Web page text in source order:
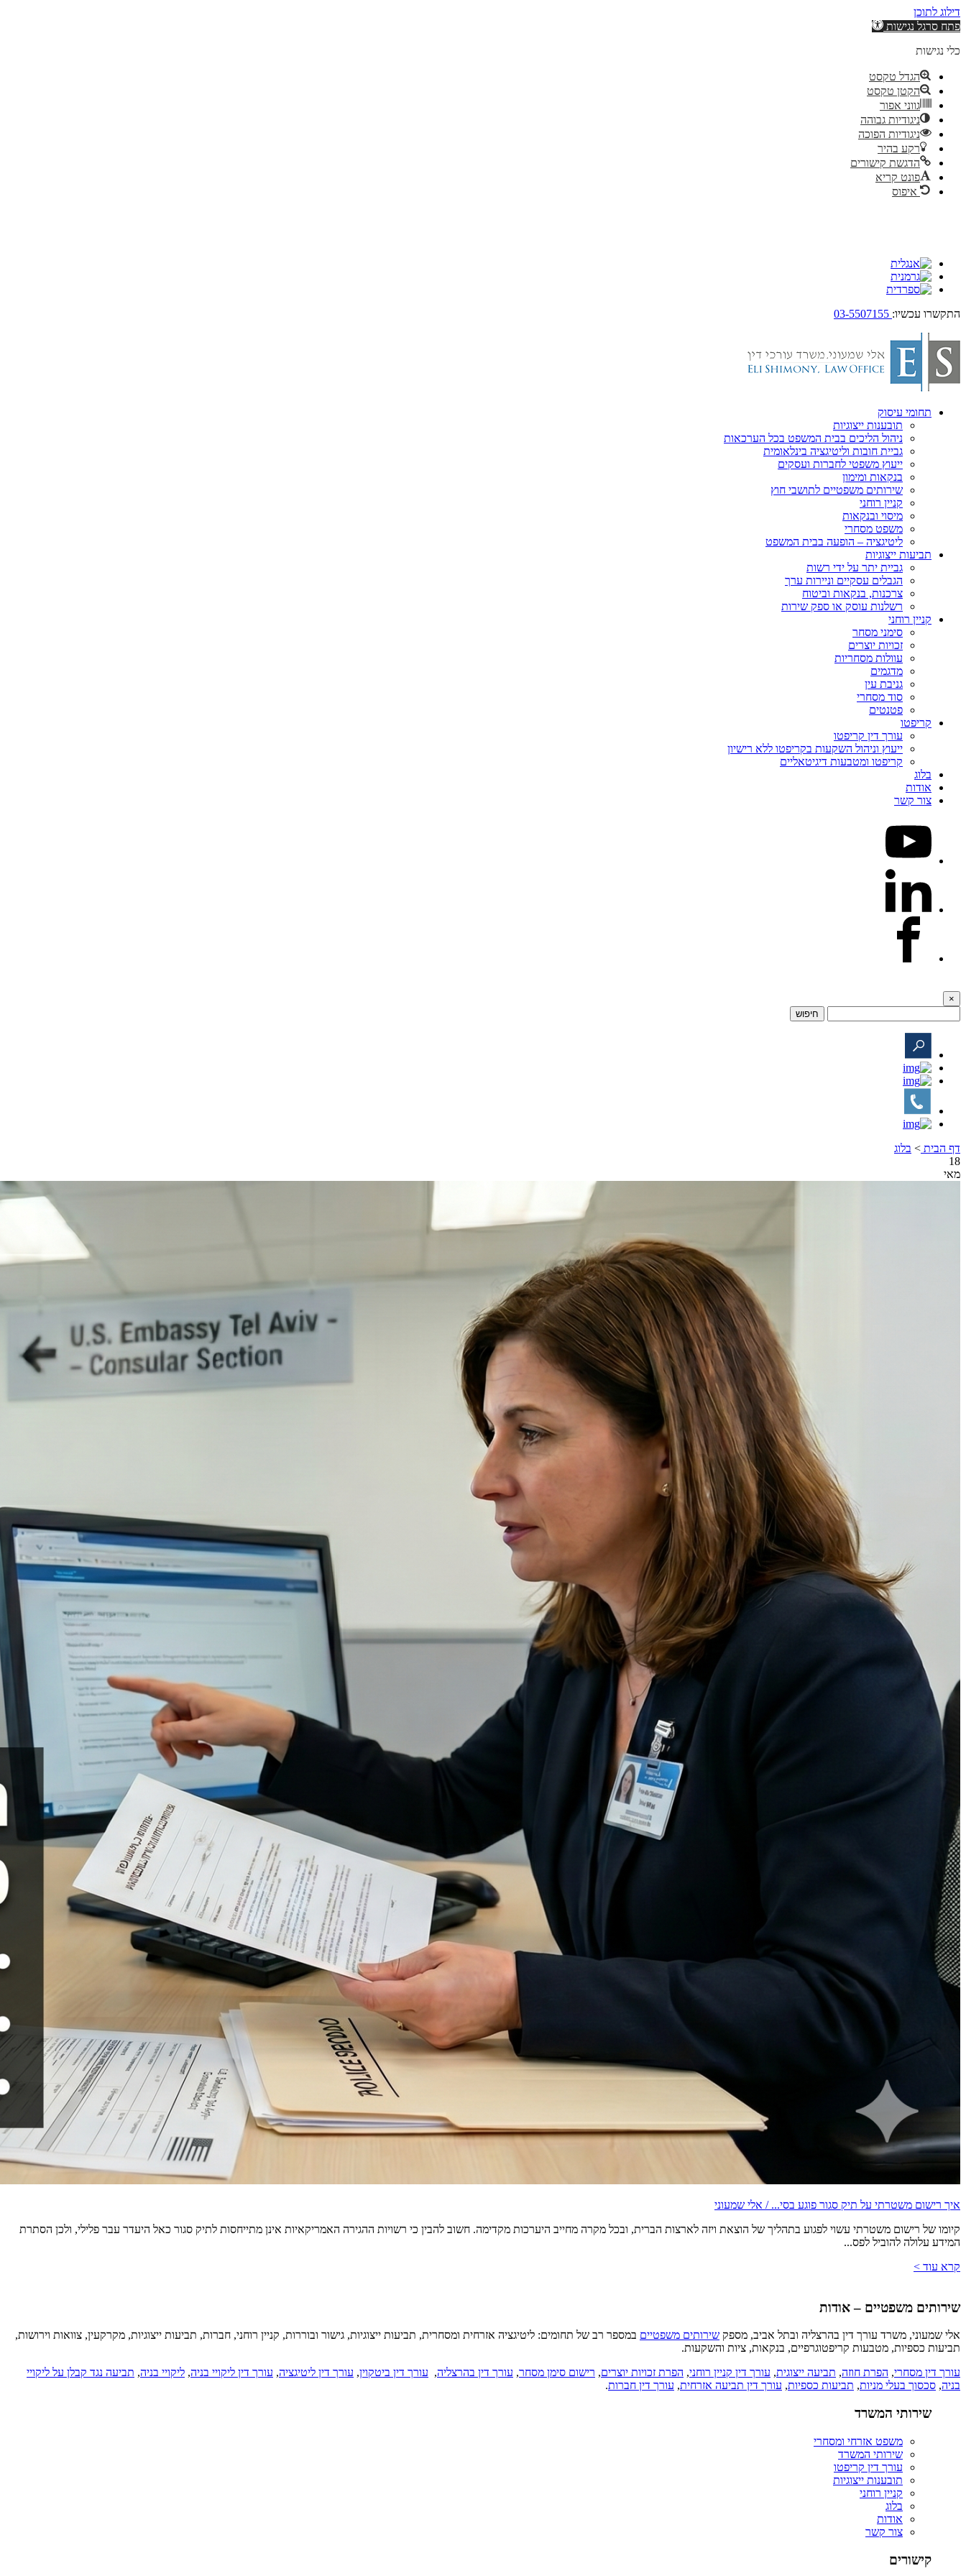
דילוג לתוכן
פתח סרגל נגישות
כלי נגישות
הגדל טקסט
הקטן טקסט
גווני אפור
ניגודיות גבוהה
ניגודיות הפוכה
רקע בהיר
הדגשת קישורים
פונט קריא
איפוס
התקשרו עכשיו:
תחומי עיסוק
תובענות ייצוגיות
ניהול הליכים בבית המשפט בכל הערכאות
גביית חובות וליטיגציה בינלאומית
ייעוץ משפטי לחברות ועסקים
בנקאות ומימון
שירותים משפטיים לתושבי חוץ
קניין רוחני
מיסוי ובנקאות
משפט מסחרי
ליטיגציה – הופעה בבית המשפט
תביעות ייצוגיות
גביית יתר על ידי רשות
הגבלים עסקיים וניירות ערך
צרכנות, בנקאות וביטוח
רשלנות עוסק או ספק שירות
קניין רוחני
סימני מסחר
זכויות יוצרים
עוולות מסחריות
מדגמים
גניבת עין
סוד מסחרי
פטנטים
קריפטו
עורך דין קריפטו
ייעוץ וניהול השקעות בקריפטו ללא רישיון
קריפטו ומטבעות דיגיטאליים
בלוג
אודות
צור קשר
×
חיפוש
דף הבית > בלוג
18
מאי
איך רישום משטרתי על תיק סגור פוגע בסי... / אלי שמעוני
קיומו של רישום משטרתי עשוי לפגוע בתהליך של הוצאת ויזה לארצות הברית, ובכל מקרה מחייב היערכות מקדימה. חשוב להבין כי רשויות ההגירה האמריקאיות אינן מתייחסות לתיק סגור כאל היעדר עבר פלילי, ולכן הסתרת
המידע עלולה להוביל לפס...
קרא עוד >
שירותים משפטיים – אודות
אלי שמעוני, משרד עורך דין בהרצליה ובתל אביב, מספק שירותים משפטיים במספר רב של תחומים: ליטיגציה אזרחית ומסחרית, תביעות ייצוגיות, גישור ובוררות, קניין רוחני, חברות, תביעות ייצוגיות, מקרקעין, צוואות וירושות,
תביעות כספיות, מטבעות קריפטוגרפיים, בנקאות, ציות והשקעות.
עורך דין מסחרי, הפרת חוזה, תביעה ייצוגית, עורך דין קניין רוחני, הפרת זכויות יוצרים, רישום סימן מסחר, עורך דין בהרצליה, עורך דין ביטקוין, עורך דין ליטיגציה, עורך דין ליקויי בניה, ליקויי בניה, תביעה נגד קבלן על ליקויי
בניה, סכסוך בעלי מניות, תביעות כספיות, עורך דין תביעה אזרחית, עורך דין חברות.
שירותי המשרד
משפט אזרחי ומסחרי
שירותי המשרד
עורך דין קריפטו
תובענות ייצוגיות
קניין רוחני
בלוג
אודות
צור קשר
קישורים